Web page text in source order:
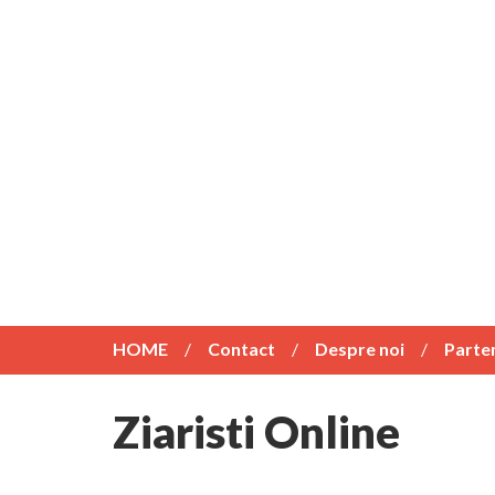
HOME Contact Despre noi
Ziaristi Online